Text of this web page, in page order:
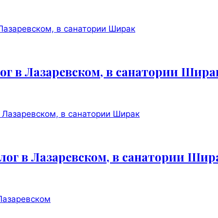
в Лазаревском, в санатории
в Лазаревском, в санатории